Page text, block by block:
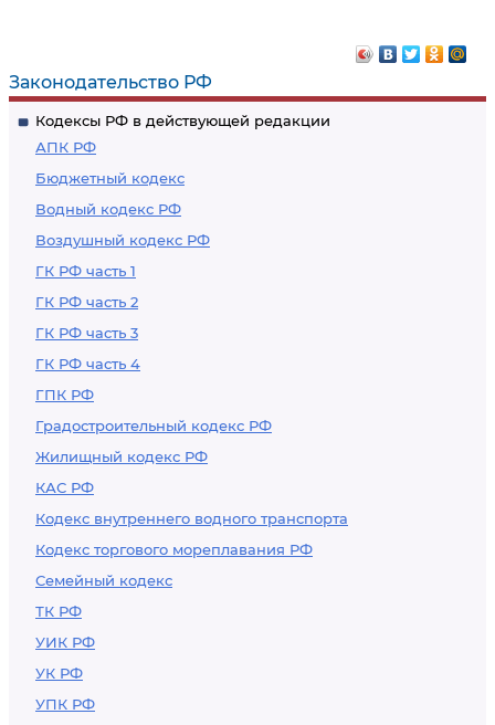
Законодательство РФ
Кодексы РФ в действующей редакции
АПК РФ
Бюджетный кодекс
Водный кодекс РФ
Воздушный кодекс РФ
ГК РФ часть 1
ГК РФ часть 2
ГК РФ часть 3
ГК РФ часть 4
ГПК РФ
Градостроительный кодекс РФ
Жилищный кодекс РФ
КАС РФ
Кодекс внутреннего водного транспорта
Кодекс торгового мореплавания РФ
Семейный кодекс
ТК РФ
УИК РФ
УК РФ
УПК РФ